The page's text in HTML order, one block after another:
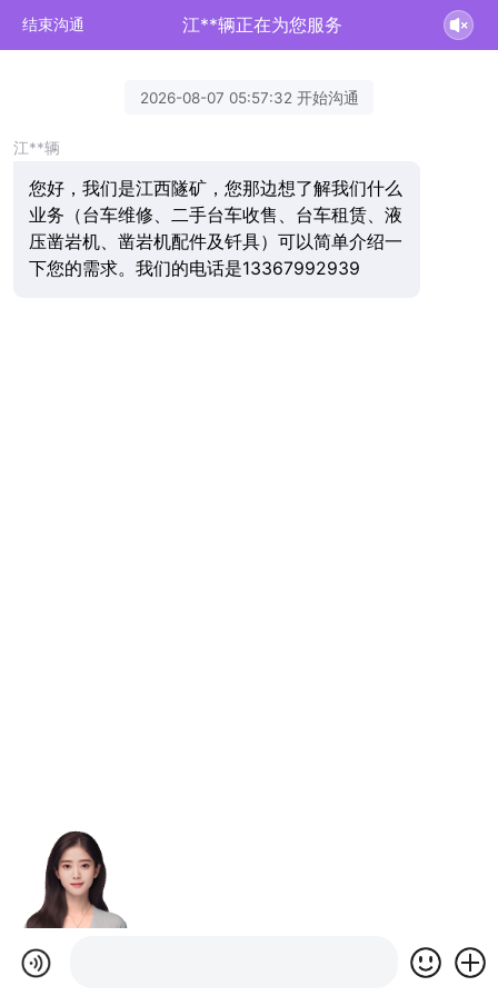
结束沟通 江**辆正在为您服务
2026-08-07 05:57:32 开始沟通
江**辆
您好，我们是江西隧矿，您那边想了解我们什么
业务（台车维修、二手台车收售、台车租赁、液
压凿岩机、凿岩机配件及钎具）可以简单介绍一
下您的需求。我们的电话是13367992939